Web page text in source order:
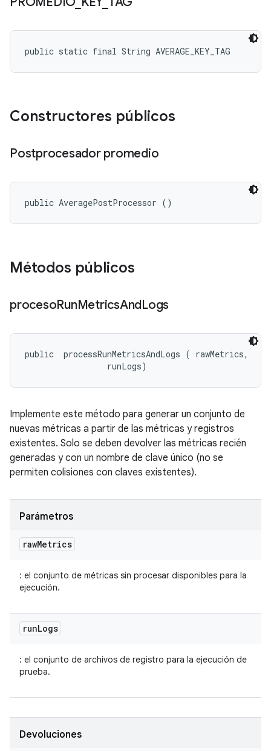
public static final String AVERAGE_KEY_TAG
Constructores públicos
Postprocesador promedio
public AveragePostProcessor ()
Métodos públicos
procesoRunMetricsAndLogs
public processRunMetricsAndLogs ( rawMetrics,
runLogs)
Implemente este método para generar un conjunto de
nuevas métricas a partir de las métricas y registros
existentes. Solo se deben devolver las métricas recién
generadas y con un nombre de clave único (no se
permiten colisiones con claves existentes).
Parámetros
rawMetrics
: el conjunto de métricas sin procesar disponibles para la
ejecución.
runLogs
: el conjunto de archivos de registro para la ejecución de
prueba.
Devoluciones